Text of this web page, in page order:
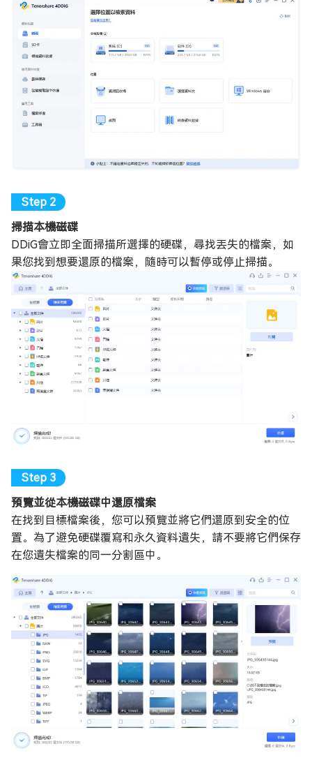
掃描本機磁碟
DDiG會立即全面掃描所選擇的硬碟，尋找丟失的檔案，如
果您找到想要還原的檔案，隨時可以暫停或停止掃描。
預覽並從本機磁碟中還原檔案
在找到目標檔案後，您可以預覽並將它們還原到安全的位
置。為了避免硬碟覆寫和永久資料遺失，請不要將它們保存
在您遺失檔案的同一分割區中。